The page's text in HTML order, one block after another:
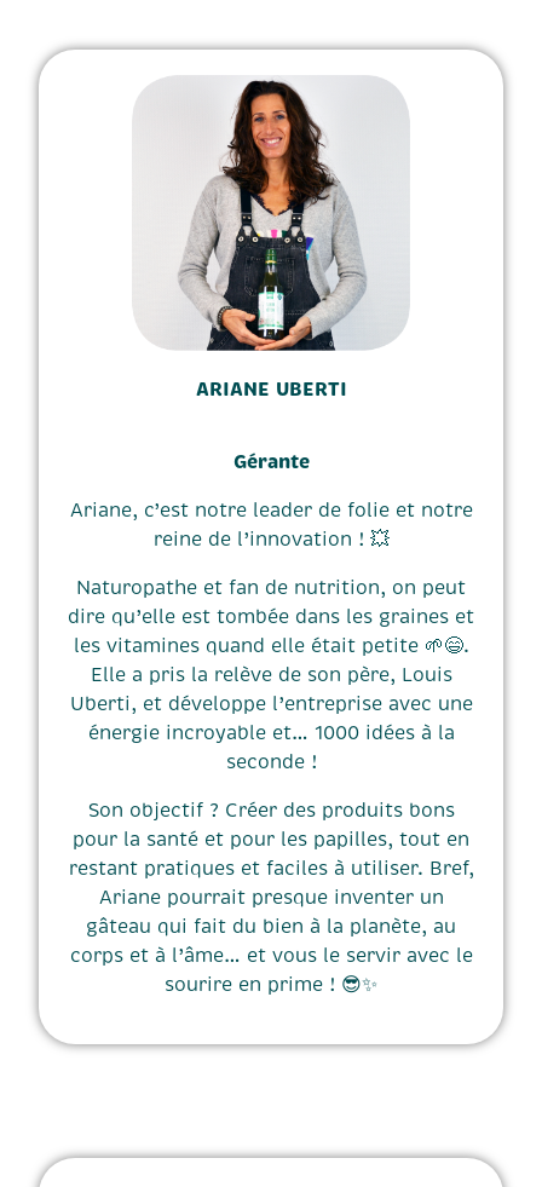
ARIANE UBERTI
Gérante
Ariane, c’est notre leader de folie et notre
reine de l’innovation ! 💥
Naturopathe et fan de nutrition, on peut
dire qu’elle est tombée dans les graines et
les vitamines quand elle était petite 🌱😄.
Elle a pris la relève de son père, Louis
Uberti, et développe l’entreprise avec une
énergie incroyable et… 1000 idées à la
seconde !
Son objectif ? Créer des produits bons
pour la santé et pour les papilles, tout en
restant pratiques et faciles à utiliser. Bref,
Ariane pourrait presque inventer un
gâteau qui fait du bien à la planète, au
corps et à l’âme… et vous le servir avec le
sourire en prime ! 😎✨